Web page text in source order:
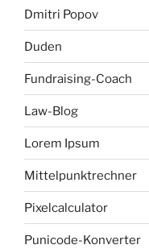
Dmitri Popov
Duden
Fundraising-Coach
Law-Blog
Lorem Ipsum
Mittelpunktrechner
Pixelcalculator
Punicode-Konverter